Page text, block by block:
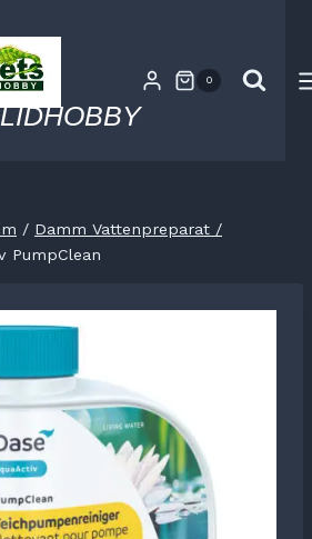
0
/ Damm Vattenpreparat /
PumpClean